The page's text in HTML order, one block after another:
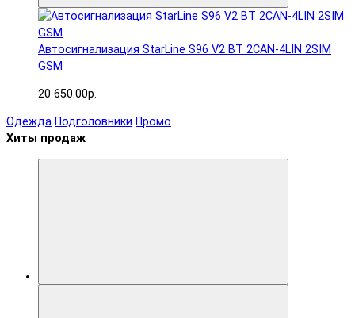
Автосигнализация StarLine S96 V2 BT 2CAN-4LIN 2SIM
GSM
20 650.00р.
Одежда Подголовники Промо
Хиты продаж